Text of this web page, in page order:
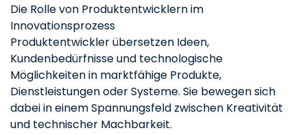
Die Rolle von Produktentwicklern im
Innovationsprozess
Produktentwickler übersetzen Ideen,
Kundenbedürfnisse und technologische
Möglichkeiten in marktfähige Produkte,
Dienstleistungen oder Systeme. Sie bewegen sich
dabei in einem Spannungsfeld zwischen Kreativität
und technischer Machbarkeit.